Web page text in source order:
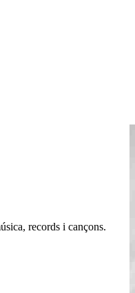
records i cançons.